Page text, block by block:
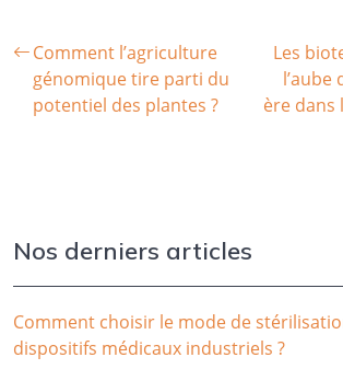
Comment l’agriculture
génomique tire parti du
potentiel des plantes ?
Les
l’aube
ère dans
Nos derniers articles
Comment choisir le mode de
dispositifs médicaux industriels ?